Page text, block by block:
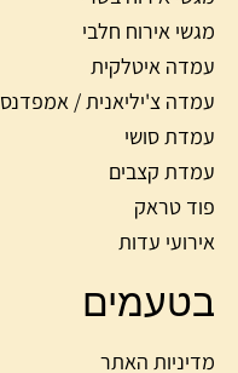
מגשי אירוח חלבי
עמדה איטלקית
עמדה צ'יליאנית / אמפדנס
עמדת סושי
עמדת קצבים
פוד טראק
אירועי עדות
בטעמים
מדיניות האתר